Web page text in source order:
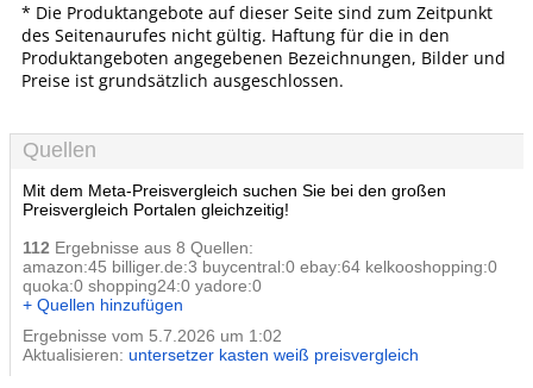
* Die Produktangebote auf dieser Seite sind zum Zeitpunkt
des Seitenaurufes nicht gültig. Haftung für die in den
Produktangeboten angegebenen Bezeichnungen, Bilder und
Preise ist grundsätzlich ausgeschlossen.
Quellen
Mit dem Meta-Preisvergleich suchen Sie bei den großen
Preisvergleich Portalen gleichzeitig!
112 Ergebnisse aus 8 Quellen:
amazon:45 billiger.de:3 buycentral:0 ebay:64 kelkooshopping:0
quoka:0 shopping24:0 yadore:0
+ Quellen hinzufügen
Ergebnisse vom 5.7.2026 um 1:02
Aktualisieren: untersetzer kasten weiß preisvergleich